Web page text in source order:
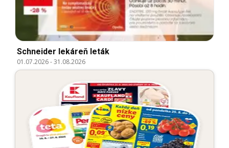
Schneider lekáreň leták
01.07.2026-31.08.2026